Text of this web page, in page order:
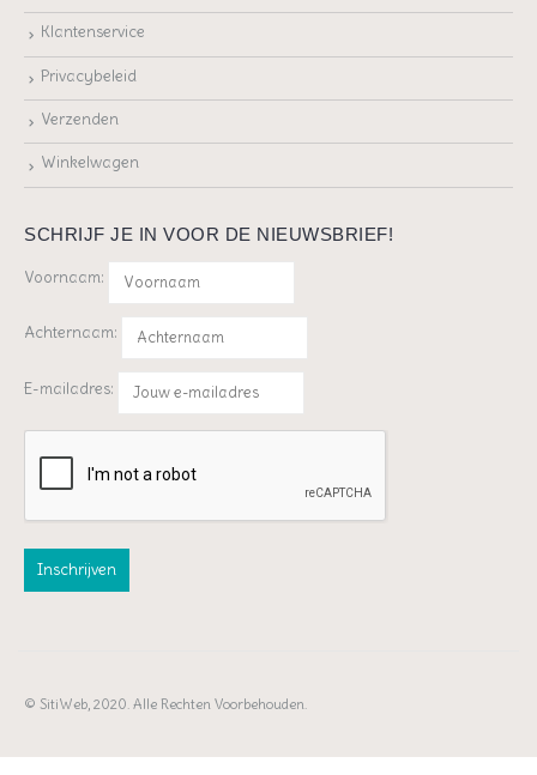
Klantenservice
Privacybeleid
Verzenden
Winkelwagen
SCHRIJF JE IN VOOR DE NIEUWSBRIEF!
Voornaam:
Achternaam:
E-mailadres:
© SitiWeb, 2020. Alle Rechten Voorbehouden.